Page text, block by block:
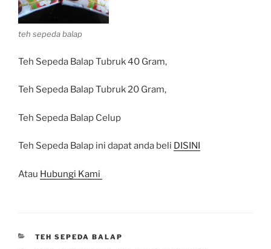
teh sepeda balap
Teh Sepeda Balap Tubruk 40 Gram,
Teh Sepeda Balap Tubruk 20 Gram,
Teh Sepeda Balap Celup
Teh Sepeda Balap ini dapat anda beli DISINI
Atau Hubungi Kami
CATEGORIES
TEH SEPEDA BALAP